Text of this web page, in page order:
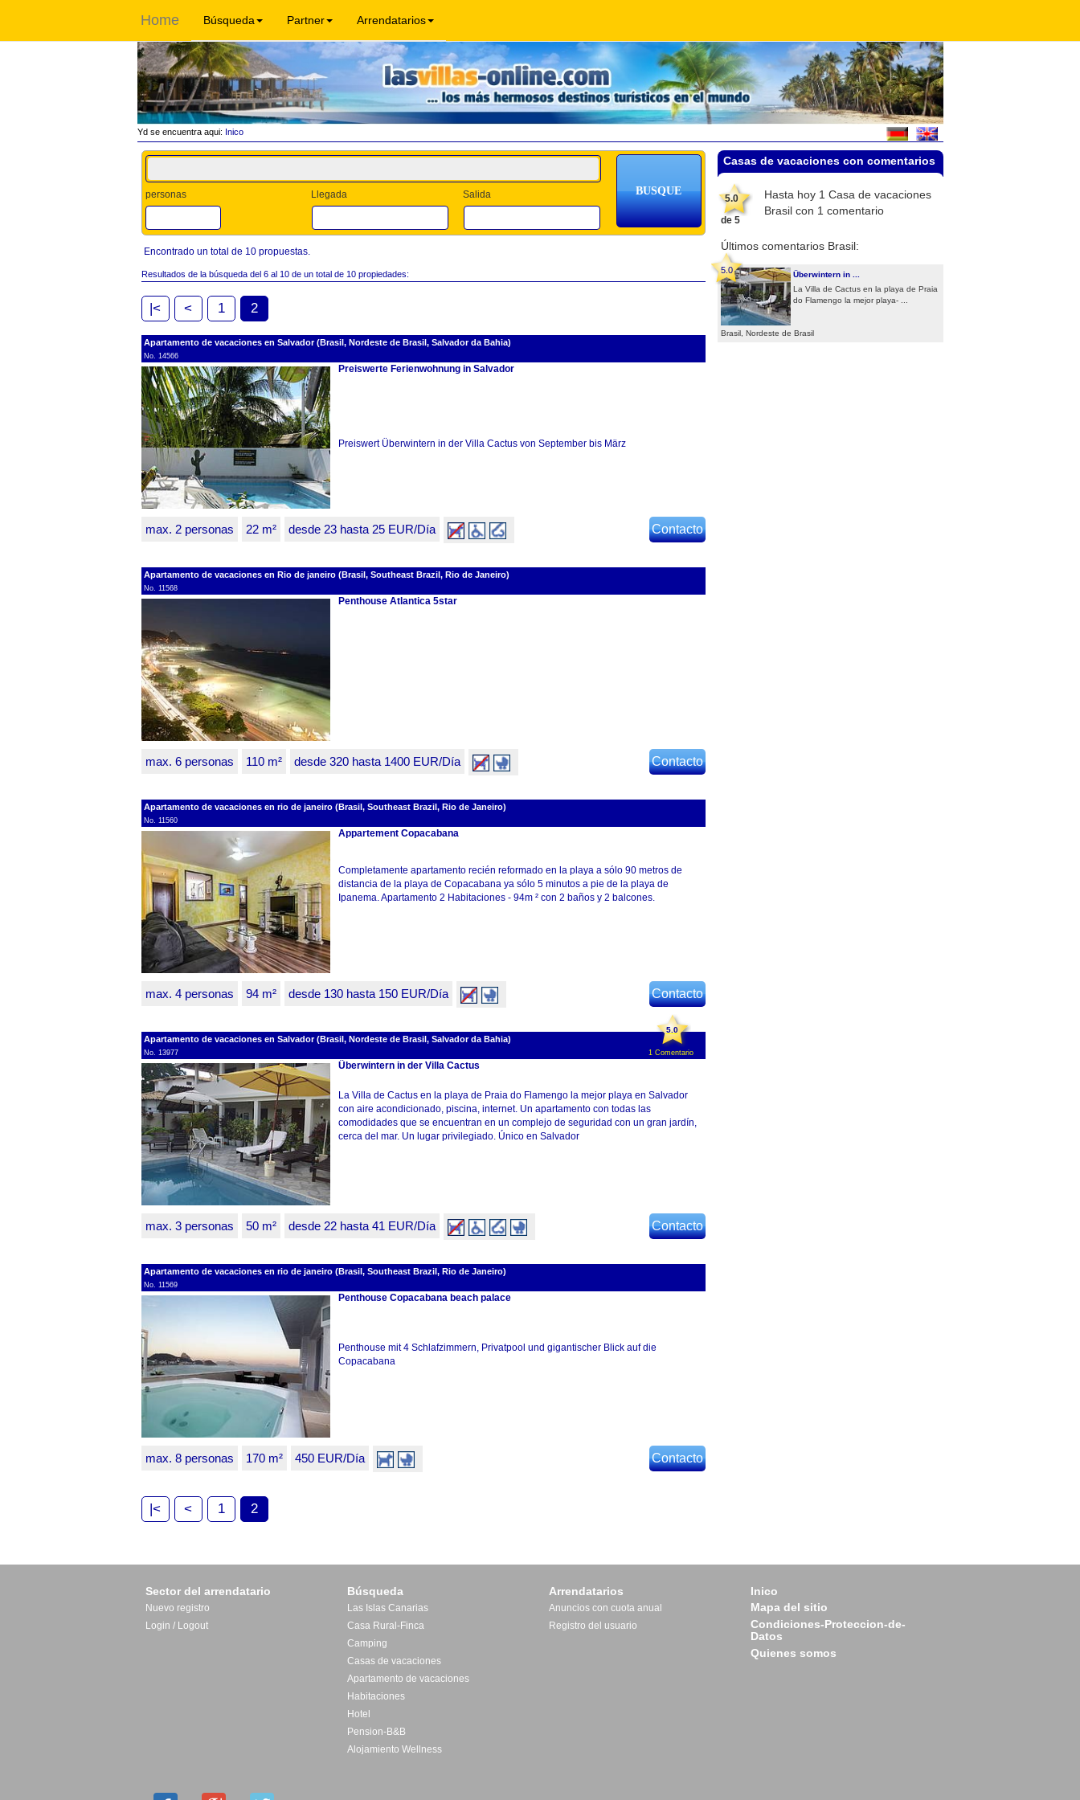
Home Búsqueda Partner Arrendatarios
Yd se encuentra aqui: Inico
personas Llegada Salida
Encontrado un total de 10 propuestas.
Resultados de la búsqueda del 6 al 10 de un total de 10 propiedades:
|< < 1 2
Apartamento de vacaciones en Salvador (Brasil, Nordeste de Brasil, Salvador da Bahia)
No. 14566
Preiswerte Ferienwohnung in Salvador
Preiswert Überwintern in der Villa Cactus von September bis März
max. 2 personas 22 m² desde 23 hasta 25 EUR/Día Contacto
Apartamento de vacaciones en Rio de janeiro (Brasil, Southeast Brazil, Rio de Janeiro)
No. 11568
Penthouse Atlantica 5star
max. 6 personas 110 m² desde 320 hasta 1400 EUR/Día Contacto
Apartamento de vacaciones en rio de janeiro (Brasil, Southeast Brazil, Rio de Janeiro)
No. 11560
Appartement Copacabana
Completamente apartamento recién reformado en la playa a sólo 90 metros de
distancia de la playa de Copacabana ya sólo 5 minutos a pie de la playa de
Ipanema. Apartamento 2 Habitaciones - 94m ² con 2 baños y 2 balcones.
max. 4 personas 94 m² desde 130 hasta 150 EUR/Día Contacto
5.0
1 Comentario
Apartamento de vacaciones en Salvador (Brasil, Nordeste de Brasil, Salvador da Bahia)
No. 13977
Überwintern in der Villa Cactus
La Villa de Cactus en la playa de Praia do Flamengo la mejor playa en Salvador
con aire acondicionado, piscina, internet. Un apartamento con todas las
comodidades que se encuentran en un complejo de seguridad con un gran jardín,
cerca del mar. Un lugar privilegiado. Único en Salvador
max. 3 personas 50 m² desde 22 hasta 41 EUR/Día Contacto
Apartamento de vacaciones en rio de janeiro (Brasil, Southeast Brazil, Rio de Janeiro)
No. 11569
Penthouse Copacabana beach palace
Penthouse mit 4 Schlafzimmern, Privatpool und gigantischer Blick auf die
Copacabana
max. 8 personas 170 m² 450 EUR/Día Contacto
|< < 1 2
Casas de vacaciones con comentarios
5.0
de 5
Hasta hoy 1 Casa de vacaciones
Brasilcon 1 comentario
Últimos comentarios Brasil:
Überwintern in ...
La Villa de Cactus en la playa de Praia
do Flamengo la mejor playa- ...
Brasil, Nordeste de Brasil
5.0
Sector del arrendatario
Nuevo registro
Login / Logout
Búsqueda
Las Islas Canarias
Casa Rural-Finca
Camping
Casas de vacaciones
Apartamento de vacaciones
Habitaciones
Hotel
Pension-B&B
Alojamiento Wellness
Arrendatarios
Anuncios con cuota anual
Registro del usuario
Inico
Mapa del sitio
Condiciones-Proteccion-de-
Datos
Quienes somos